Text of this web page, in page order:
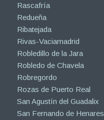
Rascafría
Redueña
Ribatejada
Rivas-Vaciamadrid
Robledillo de la Jara
Robledo de Chavela
Robregordo
Rozas de Puerto Real
San Agustín del Guadalix
San Fernando de Henares